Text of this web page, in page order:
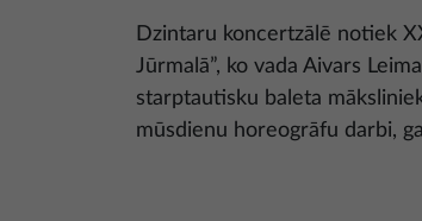
Dzintaru koncertzālē notiek
Jūrmalā”, ko vada Aivars
starptautisku baleta
mūsdienu horeogrāfu darbi,